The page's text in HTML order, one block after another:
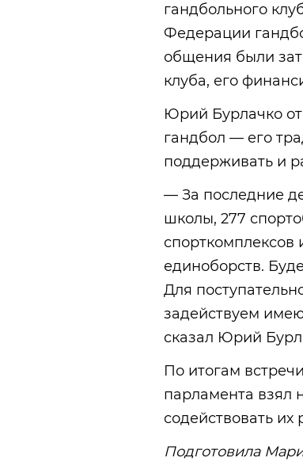
гандбольного
Федерации
общения были
клуба, его
Юрий Бурлачко
гандбол — его
поддерживать и
— За последние
школы, 277
спорткомплексов
единоборств.
Для
задействуем
сказал Юрий
По итогам
парламента взял
содействовать
Подготовила